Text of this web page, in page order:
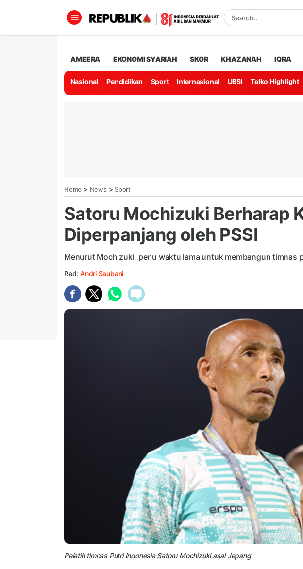
AMEERA EKONOMI SYARIAH SKOR KHAZANAH IQRA
Nasional Pendidikan Sport Internasional UBSI Telko Highlight
Home > News > Sport
Satoru Mochizuki Berharap
Diperpanjang oleh PSSI
Menurut Mochizuki, perlu waktu lama untuk membangun timnas
Red: Andri Saubani
Pelatih timnas Putri Indonesia Satoru Mochizuki asal Jepang.